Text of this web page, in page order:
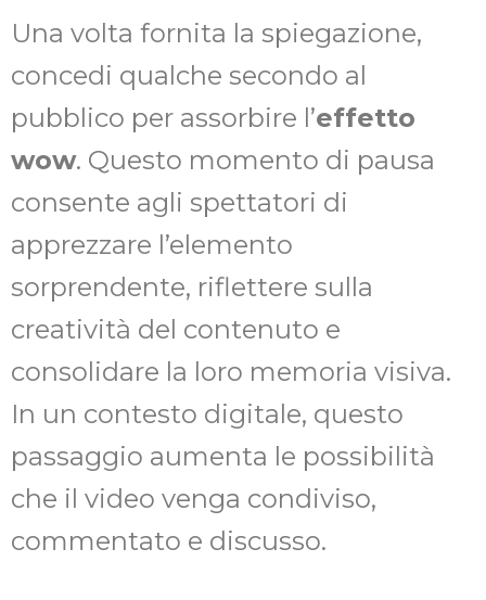
Una volta fornita la spiegazione,
concedi qualche secondo al
pubblico per assorbire l’effetto
wow. Questo momento di pausa
consente agli spettatori di
apprezzare l’elemento
sorprendente, riflettere sulla
creatività del contenuto e
consolidare la loro memoria visiva.
In un contesto digitale, questo
passaggio aumenta le possibilità
che il video venga condiviso,
commentato e discusso.